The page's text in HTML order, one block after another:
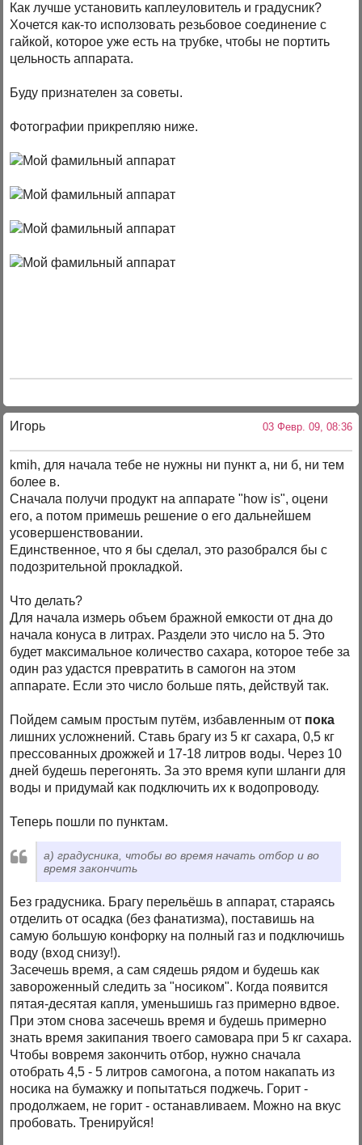
Как лучше установить каплеуловитель и градусник?
Хочется как-то исползовать резьбовое соединение с
гайкой, которое уже есть на трубке, чтобы не портить
цельность аппарата.
Буду признателен за советы.
Фотографии прикрепляю ниже.
Игорь 03 Февр. 09, 08:36
kmih, для начала тебе не нужны ни пункт а, ни б, ни тем
более в.
Сначала получи продукт на аппарате "how is", оцени
его, а потом примешь решение о его дальнейшем
усовершенствовании.
Единственное, что я бы сделал, это разобрался бы с
подозрительной прокладкой.
Что делать?
Для начала измерь объем бражной емкости от дна до
начала конуса в литрах. Раздели это число на 5. Это
будет максимальное количество сахара, которое тебе за
один раз удастся превратить в самогон на этом
аппарате. Если это число больше пять, действуй так.
Пойдем самым простым путём, избавленным от пока
лишних усложнений. Ставь брагу из 5 кг сахара, 0,5 кг
прессованных дрожжей и 17-18 литров воды. Через 10
дней будешь перегонять. За это время купи шланги для
воды и придумай как подключить их к водопроводу.
Теперь пошли по пунктам.
а) градусника, чтобы во время начать отбор и во
время закончить
Без градусника. Брагу перельёшь в аппарат, стараясь
отделить от осадка (без фанатизма), поставишь на
самую большую конфорку на полный газ и подключишь
воду (вход снизу!).
Засечешь время, а сам сядешь рядом и будешь как
завороженный следить за "носиком". Когда появится
пятая-десятая капля, уменьшишь газ примерно вдвое.
При этом снова засечешь время и будешь примерно
знать время закипания твоего самовара при 5 кг сахара.
Чтобы вовремя закончить отбор, нужно сначала
отобрать 4,5 - 5 литров самогона, а потом накапать из
носика на бумажку и попытаться поджечь. Горит -
продолжаем, не горит - останавливаем. Можно на вкус
пробовать. Тренируйся!